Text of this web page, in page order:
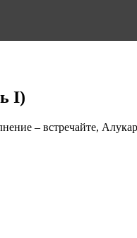
I)
– встречайте,